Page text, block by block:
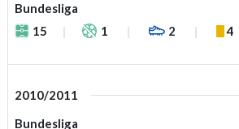
Bundesliga
15
1 2 4
2010/2011
Bundesliga